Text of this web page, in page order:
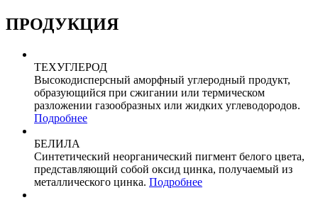
ПРОДУКЦИЯ
ТЕХУГЛЕРОД
Высокодисперсный аморфный углеродный продукт,
образующийся при сжигании или термическом
разложении газообразных или жидких углеводородов.
Подробнее
БЕЛИЛА
Синтетический неорганический пигмент белого цвета,
представляющий собой оксид цинка, получаемый из
металлического цинка. Подробнее